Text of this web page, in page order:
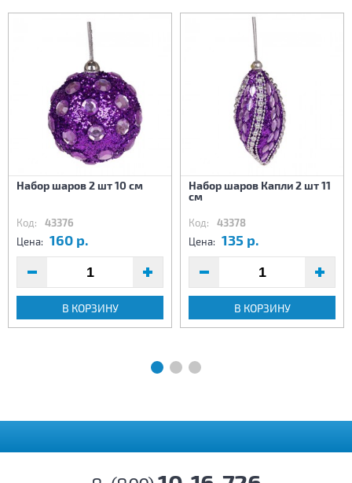
Набор шаров 2 шт 10 см
Код: 43376
Цена: 160 р.
В КОРЗИНУ
Набор шаров Капли 2 шт 11
см
Код: 43378
Цена: 135 р.
В КОРЗИНУ